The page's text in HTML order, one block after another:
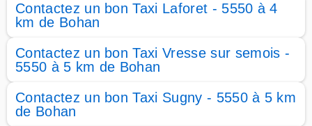
Contactez un bon Taxi Laforet - 5550 à 4
km de Bohan
Contactez un bon Taxi Vresse sur semois -
5550 à 5 km de Bohan
Contactez un bon Taxi Sugny - 5550 à 5 km
de Bohan